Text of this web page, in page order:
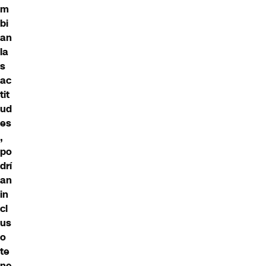
m
bi
an
la
s
ac
tit
ud
es
,
po
drí
an
in
cl
us
o
te